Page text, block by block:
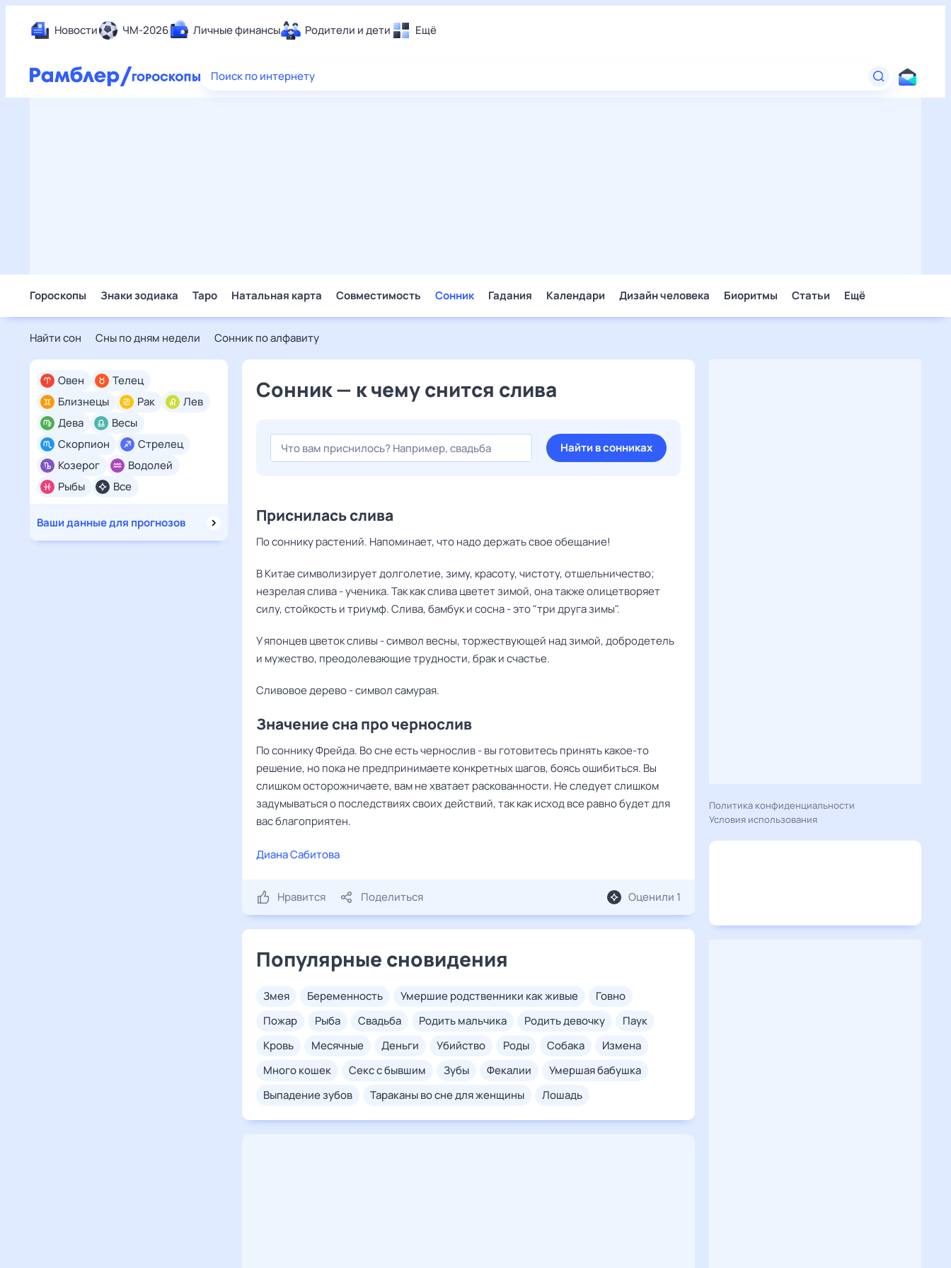
Новости ЧМ-2026 Личные финансы Родители и дети Ещё
Еда
Поиск по интернету
Гороскопы Знаки зодиака Таро Натальная карта Совместимость Сонник Гадания Календари Дизайн человека Биоритмы Статьи Ещё
Найти сон Сны по дням недели Сонник по алфавиту
Все
Овен
Телец
Близнецы
Рак
Лев
Дева
Весы
Скорпион
Стрелец
Козерог
Водолей
Рыбы
Ваши данные для прогнозов
Сонник — к чему снится слива
Найти в сонниках
Приснилась слива
По соннику растений. Напоминает, что надо держать свое обещание!
В Китае символизирует долголетие, зиму, красоту, чистоту, отшельничество;
незрелая слива - ученика. Так как слива цветет зимой, она также олицетворяет
силу, стойкость и триумф. Слива, бамбук и сосна - это "три друга зимы".
У японцев цветок сливы - символ весны, торжествующей над зимой, добродетель
и мужество, преодолевающие трудности, брак и счастье.
Сливовое дерево - символ самурая.
Значение сна про чернослив
По соннику Фрейда. Во сне есть чернослив - вы готовитесь принять какое-то
решение, но пока не предпринимаете конкретных шагов, боясь ошибиться. Вы
слишком осторожничаете, вам не хватает раскованности. Не следует слишком
задумываться о последствиях своих действий, так как исход все равно будет для
вас благоприятен.
Диана Сабитова
Нравится Поделиться Оценили 1
Популярные сновидения
змея беременность умершие родственники как живые
говно
пожар
рыба свадьба родить мальчика родить девочку
паук
кровь
месячные деньги убийство роды собака
измена
много кошек
секс с бывшим зубы фекалии
умершая бабушка
выпадение зубов
тараканы во сне для женщины лошадь
Политика конфиденциальности
Условия использования